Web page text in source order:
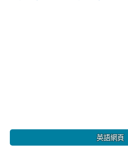
英語網頁